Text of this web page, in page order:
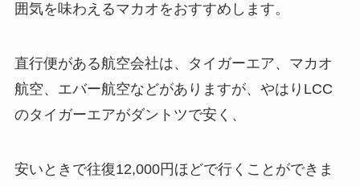
囲気を味わえるマカオをおすすめします。
直行便がある航空会社は、タイガーエア、マカオ
航空、エバー航空などがありますが、やはりLCC
のタイガーエアがダントツで安く、
安いときで往復12,000円ほどで行くことができま